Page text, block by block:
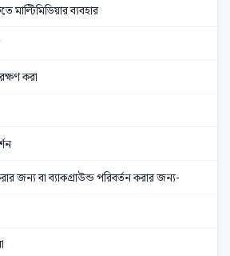
মাল্টিমিডিয়ার ব্যবহার
করা
জন্য বা ব্যাকগ্রাউন্ড পরিবর্তন করার জন্য-